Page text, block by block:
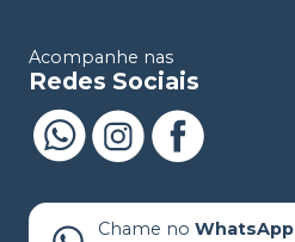
Acompanhe nas
Redes Sociais
Chame no WhatsApp